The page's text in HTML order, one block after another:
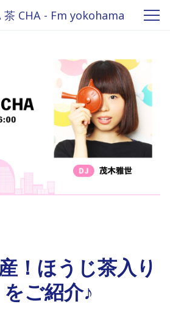
茶 CHA - Fm yokohama
！ほうじ茶入り
をご紹介♪